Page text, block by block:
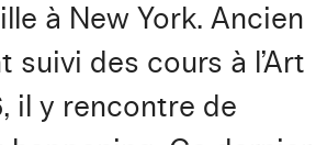
à New York. Ancien
des cours à l’Art
il y rencontre de